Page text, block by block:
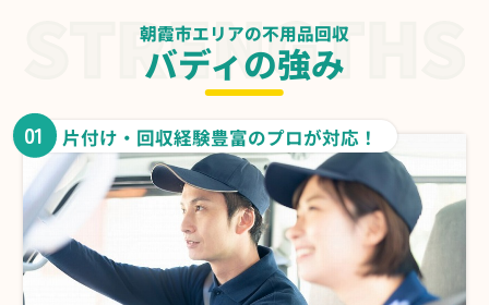
朝霞市エリアの不用品回収
バディの強み
01 片付け・回収経験豊富のプロが対応！